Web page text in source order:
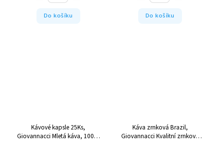
Do košíku Do košíku
Kávové kapsle 25Ks,
Giovannacci Mletá káva, 100%
Káva zrnková Brazil,
Giovannacci Kvalitní zrnková